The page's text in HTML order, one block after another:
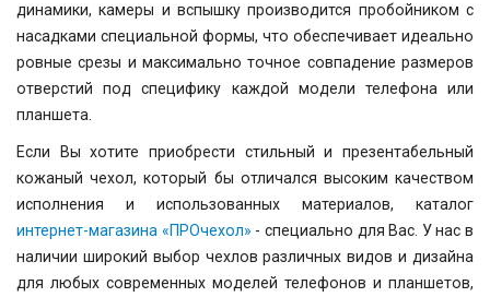
динамики, камеры и вспышку производится пробойником с
насадками специальной формы, что обеспечивает идеально
ровные срезы и максимально точное совпадение размеров
отверстий под специфику каждой модели телефона или
планшета.
Если Вы хотите приобрести стильный и презентабельный
кожаный чехол, который бы отличался высоким качеством
исполнения и использованных материалов, каталог
интернет-магазина «ПРОчехол» - специально для Вас. У нас в
наличии широкий выбор чехлов различных видов и дизайна
для любых современных моделей телефонов и планшетов,